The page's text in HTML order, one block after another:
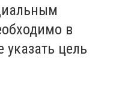
в
указать цель